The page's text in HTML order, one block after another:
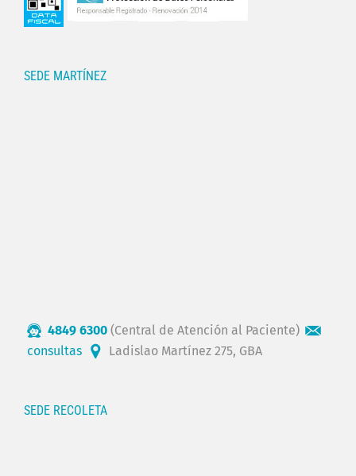
SEDE MARTÍNEZ
4849 6300 (Central de Atención al Paciente)
consultas
Ladislao Martínez 275, GBA
SEDE RECOLETA